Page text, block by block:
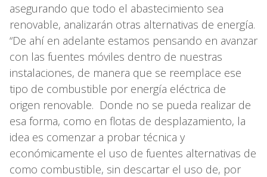
asegurando que todo el abastecimiento sea
renovable, analizarán otras alternativas de energía.
“De ahí en adelante estamos pensando en avanzar
con las fuentes móviles dentro de nuestras
instalaciones, de manera que se reemplace ese
tipo de combustible por energía eléctrica de
origen renovable. Donde no se pueda realizar de
esa forma, como en flotas de desplazamiento, la
idea es comenzar a probar técnica y
económicamente el uso de fuentes alternativas de
como combustible, sin descartar el uso de, por